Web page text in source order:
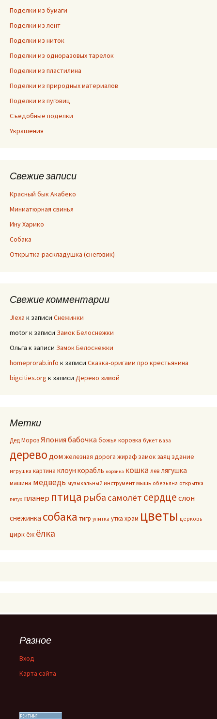
Поделки из бумаги
Поделки из лент
Поделки из ниток
Поделки из одноразовых тарелок
Поделки из пластилина
Поделки из природных материалов
Поделки из пуговиц
Съедобные поделки
Украшения
Свежие записи
Красный бык Акабеко
Миниатюрная свинья
Ину Харико
Собака
Открытка-раскладушка (снеговик)
Свежие комментарии
JIexa к записи Снежинки
motorк записи Замок Белоснежки
Ольга к записи Замок Белоснежки
homeprorab.info к записи Сказка-оригами про крестьянина
bigcities.org к записи Дерево зимой
Метки
Дед МорозЯпония бабочкабожья коровка букет ваза
дереводомжелезная дорога жираф замокзаяц здание
игрушка картина клоун корабль корзина кошка левлягушка
машина медведь музыкальный инструмент мышь обезьяна открытка
петух планер птица рыба самолёт сердцеслон
снежинка собака тигр улитка утка храм цветы церковь
циркёж ёлка
Разное
Вход
Карта сайта